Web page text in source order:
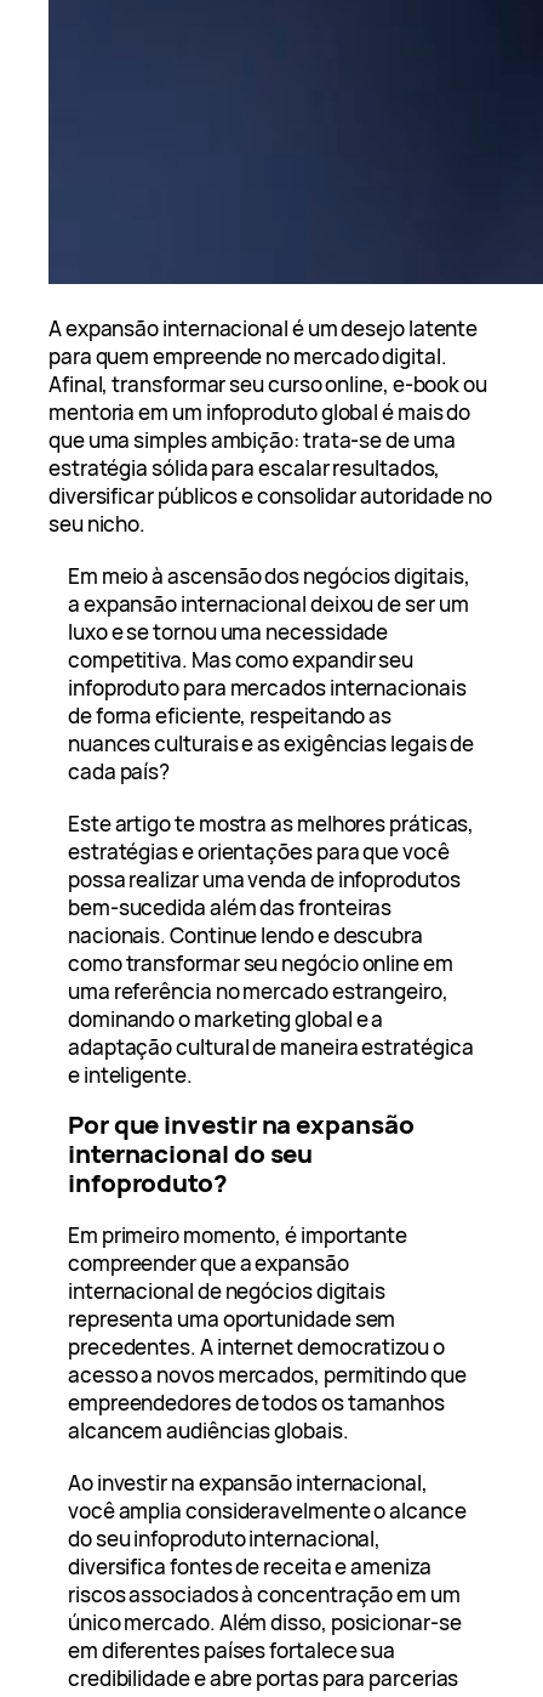
A expansão internacional é um desejo latente
para quem empreende no mercado digital.
Afinal, transformar seu curso online, e-book ou
mentoria em um infoproduto global é mais do
que uma simples ambição: trata-se de uma
estratégia sólida para escalar resultados,
diversificar públicos e consolidar autoridade no
seu nicho.
Em meio à ascensão dos negócios digitais,
a expansão internacional deixou de ser um
luxo e se tornou uma necessidade
competitiva. Mas como expandir seu
infoproduto para mercados internacionais
de forma eficiente, respeitando as
nuances culturais e as exigências legais de
cada país?
Este artigo te mostra as melhores práticas,
estratégias e orientações para que você
possa realizar uma venda de infoprodutos
bem-sucedida além das fronteiras
nacionais. Continue lendo e descubra
como transformar seu negócio online em
uma referência no mercado estrangeiro,
dominando o marketing global e a
adaptação cultural de maneira estratégica
e inteligente.
Por que investir na expansão
internacional do seu
infoproduto?
Em primeiro momento, é importante
compreender que a expansão
internacional de negócios digitais
representa uma oportunidade sem
precedentes. A internet democratizou o
acesso a novos mercados, permitindo que
empreendedores de todos os tamanhos
alcancem audiências globais.
Ao investir na expansão internacional,
você amplia consideravelmente o alcance
do seu infoproduto internacional,
diversifica fontes de receita e ameniza
riscos associados à concentração em um
único mercado. Além disso, posicionar-se
em diferentes países fortalece sua
credibilidade e abre portas para parcerias